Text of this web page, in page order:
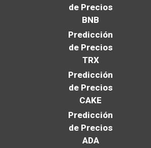
de Precios
BNB
Predicción
de Precios
TRX
Predicción
de Precios
CAKE
Predicción
de Precios
ADA